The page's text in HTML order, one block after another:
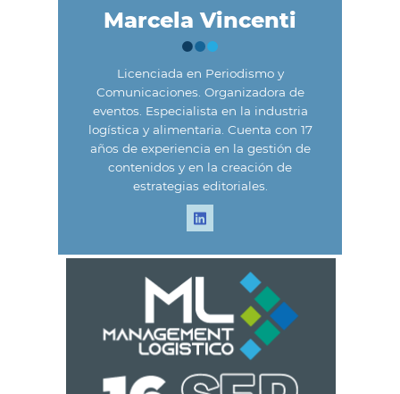
Marcela Vincenti
Licenciada en Periodismo y
Comunicaciones. Organizadora de
eventos. Especialista en la industria
logística y alimentaria. Cuenta con 17
años de experiencia en la gestión de
contenidos y en la creación de
estrategias editoriales.